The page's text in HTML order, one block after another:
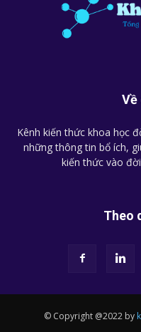
Về
Kênh kiến thức khoa học
những thông tin bổ ích,
kiến thức vào
Theo
© Copyright @2022 by